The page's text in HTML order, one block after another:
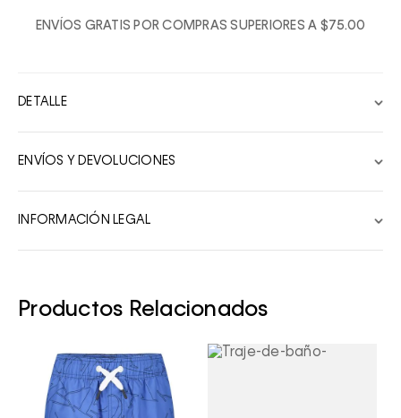
2ENVÍOS GRATIS POR COMPRAS SUPERIORES A $75.00
DETALLE
ENVÍOS Y DEVOLUCIONES
INFORMACIÓN LEGAL
Productos Relacionados